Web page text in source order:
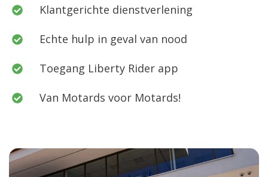
Klantgerichte dienstverlening
Echte hulp in geval van nood
Toegang Liberty Rider app
Van Motards voor Motards!